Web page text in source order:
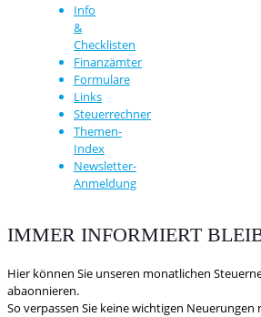
Info
&
Checklisten
Finanzämter
Formulare
Links
Steuerrechner
Themen-
Index
Newsletter-
Anmeldung
IMMER INFORMIERT
Hier können Sie unseren monatlichen
abaonnieren.
So verpassen Sie keine wichtigen Neuerungen